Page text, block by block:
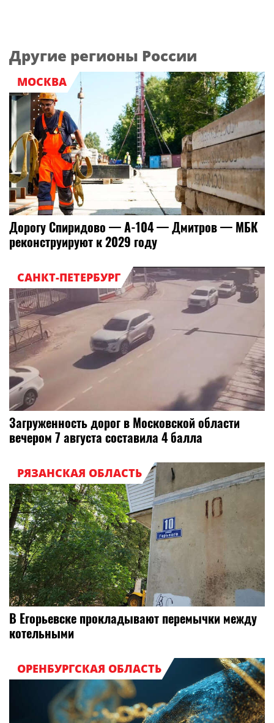
Другие регионы России
МОСКВА
Дорогу Спиридово — А-104 — Дмитров — МБК
реконструируют к 2029 году
САНКТ-ПЕТЕРБУРГ
Загруженность дорог в Московской области
вечером 7 августа составила 4 балла
РЯЗАНСКАЯ ОБЛАСТЬ
В Егорьевске прокладывают перемычки между
котельными
ОРЕНБУРГСКАЯ ОБЛАСТЬ